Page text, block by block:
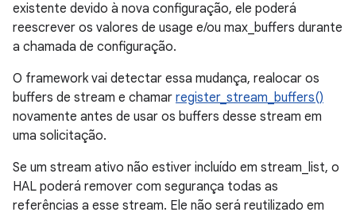
existente devido à nova configuração, ele poderá
reescrever os valores de usage e/ou max_buffers durante
a chamada de configuração.
O framework vai detectar essa mudança, realocar os
buffers de stream e chamar register_stream_buffers()
novamente antes de usar os buffers desse stream em
uma solicitação.
Se um stream ativo não estiver incluído em stream_list, o
HAL poderá remover com segurança todas as
referências a esse stream. Ele não será reutilizado em